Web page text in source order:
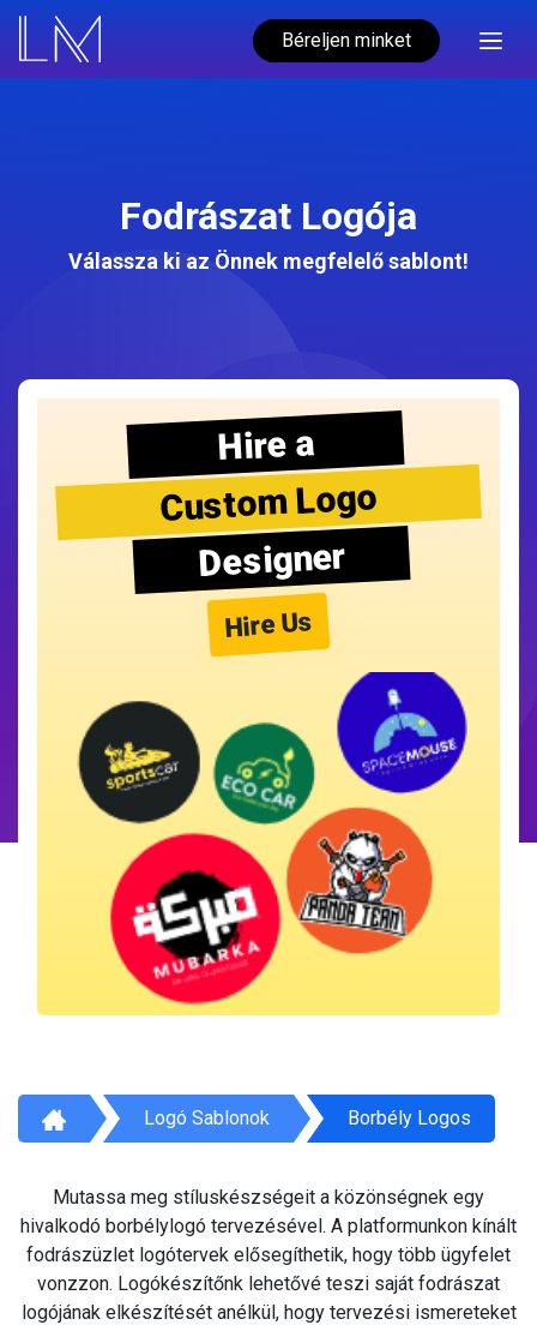
Béreljen minket
Fodrászat Logója
Válassza ki az Önnek megfelelő sablont!
Hire a
Custom Logo
Designer
Hire Us
Logó Sablonok Borbély Logos
Mutassa meg stíluskészségeit a közönségnek egy
hivalkodó borbélylogó tervezésével. A platformunkon kínált
fodrászüzlet logótervek elősegíthetik, hogy több ügyfelet
vonzzon. Logókészítőnk lehetővé teszi saját fodrászat
logójának elkészítését anélkül, hogy tervezési ismereteket